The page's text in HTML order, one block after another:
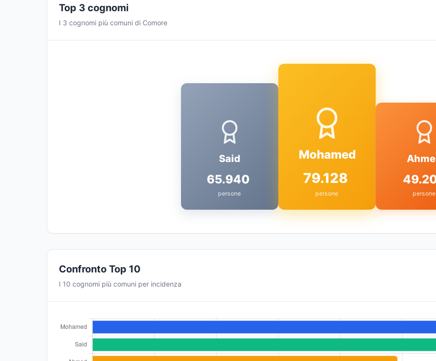
Top 3 cognomi
I 3 cognomi più comuni di Comore
Said
65.940
persone
Mohamed
79.128
persone persone
Confronto Top 10
I 10 cognomi più comuni per incidenza